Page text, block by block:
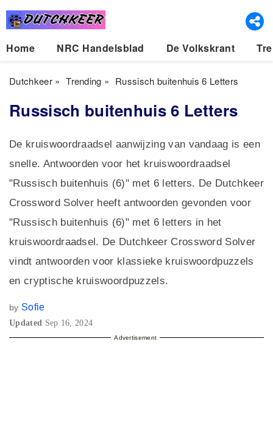
Home NRC Handelsblad De Volkskrant
Dutchkeer» Trending » Russisch buitenhuis 6 Letters
Russisch buitenhuis 6 Letters
De kruiswoordraadsel aanwijzing van vandaag is een
snelle. Antwoorden voor het kruiswoordraadsel
"Russisch buitenhuis (6)" met 6 letters. De Dutchkeer
Crossword Solver heeft antwoorden gevonden voor
"Russisch buitenhuis (6)" met 6 letters in het
kruiswoordraadsel. De Dutchkeer Crossword Solver
vindt antwoorden voor klassieke kruiswoordpuzzels
en cryptische kruiswoordpuzzels.
by Sofie
Updated Sep 16, 2024
Advertisement